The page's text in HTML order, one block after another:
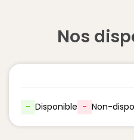
Nos
- Disponible - Non-